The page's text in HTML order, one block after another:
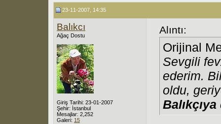
23-11-2007, 14:35
Balıkcı
Ağaç Dostu
Giriş Tarihi: 23-01-2007
Şehir: İstanbul
Mesajlar: 2,252
Galeri: 15
Alıntı:
Orijinal
Sevgili
ederim.
oldu,